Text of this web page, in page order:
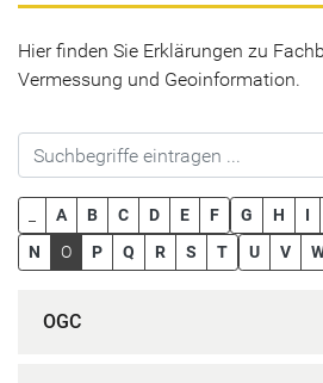
Hier finden Sie Erklärungen zu
Vermessung und Geoinformation.
A B C D E F G H I
N
O P Q R S T U V
OGC